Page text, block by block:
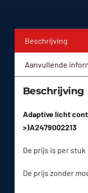
Beschrijving
Aanvullende
Beschrijving
Adaptive licht
>)A2479002213
De prijs is per stuk
De prijs zonder